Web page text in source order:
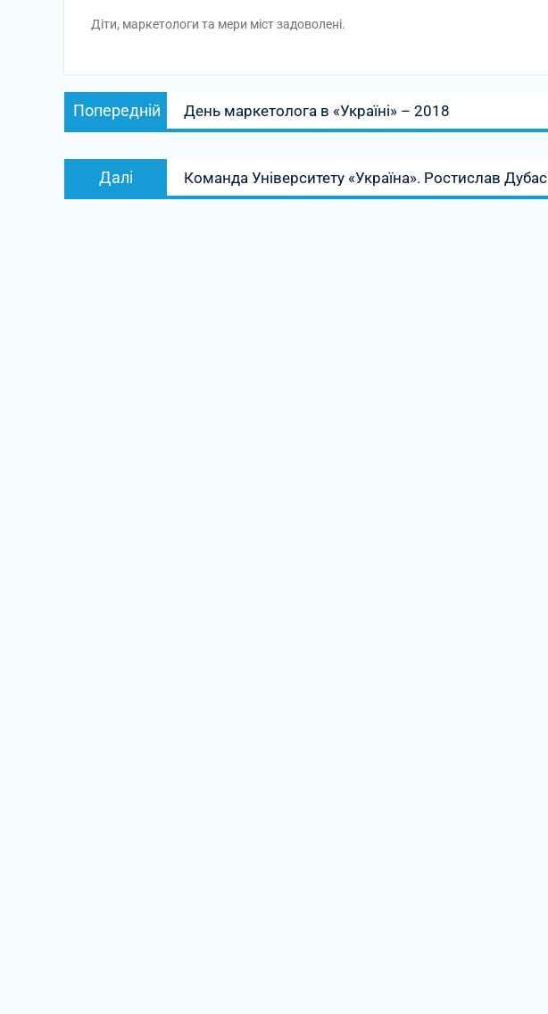
Діти, маркетологи та мери міст задоволені.
Навігація
записів
Попередній
запис:
День маркетолога в «Україні» – 2018
Далі
запис:
Команда Університету «Україна». Ростислав Дубас